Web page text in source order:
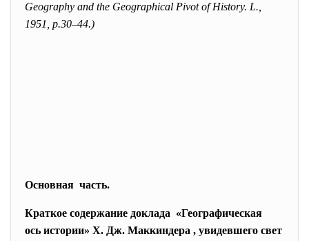
Geography and the Geographical Pivot of History. L.,
1951, p.30–44.)
Основная часть.
Краткое содержание доклада «Географическая
ось истории» Х. Дж. Маккиндера , увидевшего свет